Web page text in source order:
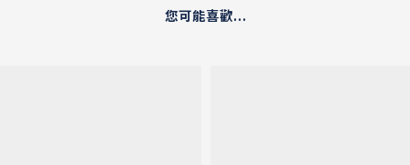
您可能喜歡...